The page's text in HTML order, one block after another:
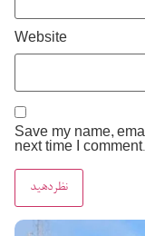
Website
Save my name,
next time I comment.